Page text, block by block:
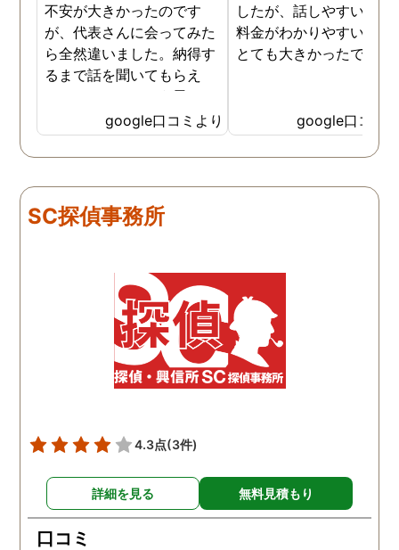
不安が大きかったのです
が、代表さんに会ってみた
ら全然違いました。納得す
るまで話を聞いてもらえ
て、ここならという思いで
依頼しました。代表さんが
私と一緒に戦ってくれてる
感じがして、心強かったで
現在離婚調停中です。弁護
士さんも紹介してもらえて
google口コミより
したが、話しやすいこと
料金がわかりやすいこと
とても大きかったです。
google口コミ
SC探偵事務所
4.3点(3件)
詳細を見る 無料見積もり
口コミ